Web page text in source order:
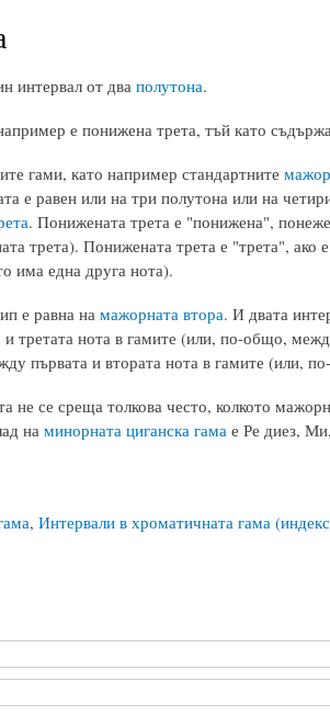
интервал от два полутона.
е понижена трета, тъй като
гами, като например стандартните
е равен или на три полутона или на
. Понижената трета е "понижена",
трета). Понижената трета е "трета",
има една друга нота).
е равна на мажорната втора. И двата
и третата нота в гамите (или, по-общо,
първата и втората нота в гамите (или,
не се среща толкова често, колкото
на минорната циганска гамае Ре диез,
, Интервали в хроматичната гама